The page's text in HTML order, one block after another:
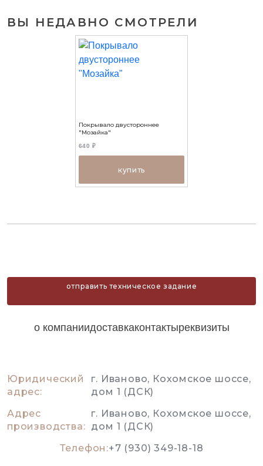
ВЫ НЕДАВНО СМОТРЕЛИ
Покрывало двустороннее
"Мозайка"
640 ₽
купить
Юридический
адрес:
г. Иваново, Кохомское шоссе,
дом 1 (ДСК)
Адрес
производства:
г. Иваново, Кохомское шоссе,
дом 1 (ДСК)
Телефон:+7 (930) 349-18-18
отправить техническое задание
о компаниидоставкаконтактыреквизиты